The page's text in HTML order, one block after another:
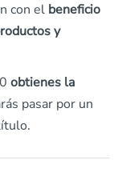
con el beneficio
y
obtienes la
pasar por un